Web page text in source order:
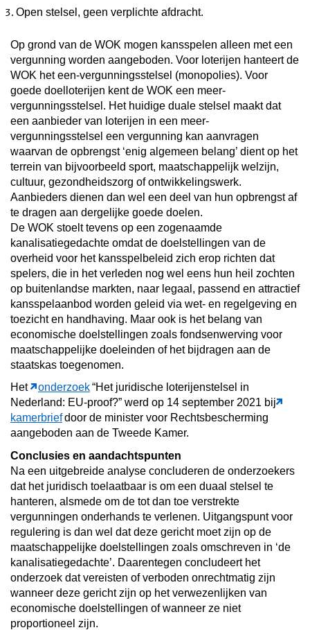
Open stelsel, geen verplichte afdracht.
Op grond van de WOK mogen kansspelen alleen met een
vergunning worden aangeboden. Voor loterijen hanteert de
WOK het een-vergunningsstelsel (monopolies). Voor
goede doelloterijen kent de WOK een meer-
vergunningsstelsel. Het huidige duale stelsel maakt dat
een aanbieder van loterijen in een meer-
vergunningsstelsel een vergunning kan aanvragen
waarvan de opbrengst ‘enig algemeen belang’ dient op het
terrein van bijvoorbeeld sport, maatschappelijk welzijn,
cultuur, gezondheidszorg of ontwikkelingswerk.
Aanbieders dienen dan wel een deel van hun opbrengst af
te dragen aan dergelijke goede doelen.
De WOK stoelt tevens op een zogenaamde
kanalisatiegedachte omdat de doelstellingen van de
overheid voor het kansspelbeleid zich erop richten dat
spelers, die in het verleden nog wel eens hun heil zochten
op buitenlandse markten, naar legaal, passend en attractief
kansspelaanbod worden geleid via wet- en regelgeving en
toezicht en handhaving. Maar ook is het belang van
economische doelstellingen zoals fondsenwerving voor
maatschappelijke doeleinden of het bijdragen aan de
staatskas toegenomen.
Het
onderzoek“Het juridische loterijenstelsel in
Nederland: EU-proof?” werd op 14 september 2021 bij
kamerbriefdoor de minister voor Rechtsbescherming
aangeboden aan de Tweede Kamer.
Conclusies en aandachtspunten
Na een uitgebreide analyse concluderen de onderzoekers
dat het juridisch toelaatbaar is om een duaal stelsel te
hanteren, alsmede om de tot dan toe verstrekte
vergunningen onderhands te verlenen. Uitgangspunt voor
regulering is dan wel dat deze gericht moet zijn op de
maatschappelijke doelstellingen zoals omschreven in ‘de
kanalisatiegedachte’. Daarentegen concludeert het
onderzoek dat vereisten of verboden onrechtmatig zijn
wanneer deze gericht zijn op het verwezenlijken van
economische doelstellingen of wanneer ze niet
proportioneel zijn.